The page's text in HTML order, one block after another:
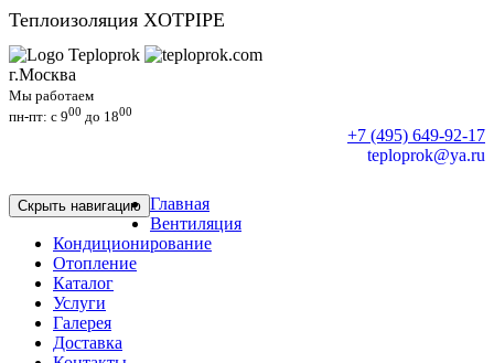
Теплоизоляция XOTPIPE
г.Москва
Мы работаем
пн-пт: c 900 до 1800
+7 (495) 649-92-17
teploprok@ya.ru
Скрыть навигацию Главная
Вентиляция
Кондиционирование
Отопление
Каталог
Услуги
Галерея
Доставка